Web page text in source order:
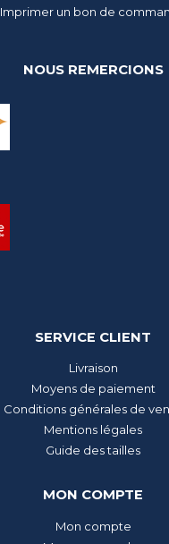
Imprimer un bon de
NOUS REMERCIONS
SERVICE CLIENT
Livraison
Moyens de paiement
Conditions générales de
Mentions légales
Guide des tailles
MON COMPTE
Mon compte